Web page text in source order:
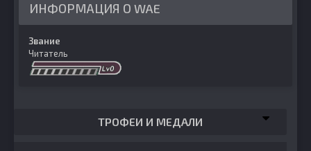
ИНФОРМАЦИЯ О WAE
Звание
Читатель
ТРОФЕИ И МЕДАЛИ